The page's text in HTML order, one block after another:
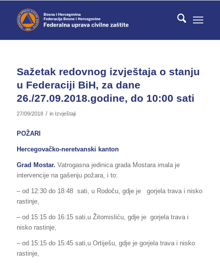
Sažetak redovnog izvještaja o stanju
u Federaciji BiH, za dane
26./27.09.2018.godine, do 10:00 sati
27/09/2018 / in Izvještaji
POŽARI
Hercegovačko-neretvanski kanton
Grad Mostar. Vatrogasna jedinica grada Mostara imala je
intervencije na gašenju požara, i to:
– od 12:30 do 18:48 sati, u Rodoču, gdje je gorjela trava i nisko
rastinje,
– od 15:15 do 16:15 sati,u Žitomisliću, gdje je gorjela trava i
nisko rastinje,
– od 15:15 do 15:45 sati,u Ortiješu, gdje je gorjela trava i nisko
rastinje,